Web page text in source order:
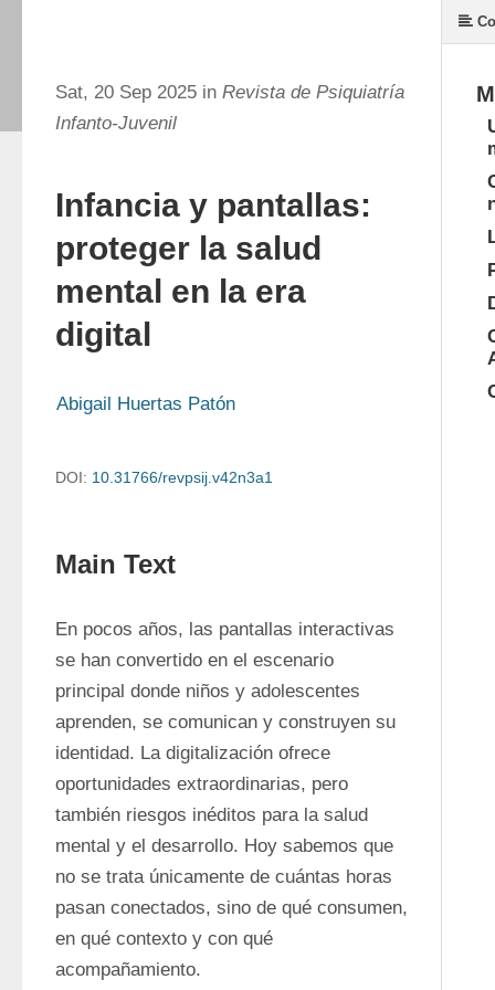
Sat, 20 Sep 2025 in Revista de Psiquiatría
Infanto-Juvenil
Infancia y pantallas:
proteger la salud
mental en la era
digital
Abigail Huertas Patón
DOI: 10.31766/revpsij.v42n3a1
Main Text
En pocos años, las pantallas interactivas
se han convertido en el escenario
principal donde niños y adolescentes
aprenden, se comunican y construyen su
identidad. La digitalización ofrece
oportunidades extraordinarias, pero
también riesgos inéditos para la salud
mental y el desarrollo. Hoy sabemos que
no se trata únicamente de cuántas horas
pasan conectados, sino de qué consumen,
en qué contexto y con qué
acompañamiento.